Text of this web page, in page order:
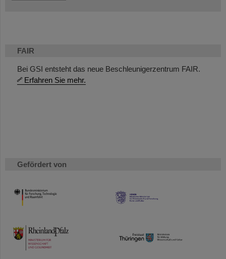
FAIR
Bei GSI entsteht das neue Beschleunigerzentrum FAIR.
Erfahren Sie mehr.
Gefördert von
HMWK
TMWWDG